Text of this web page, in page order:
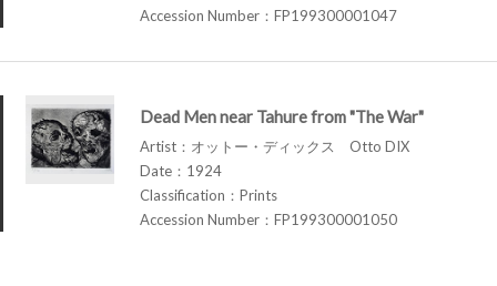
Accession Number：FP199300001047
Dead Men near Tahure from "The War"
Artist：オットー・ディックス Otto DIX
Date：1924
Classification：Prints
Accession Number：FP199300001050